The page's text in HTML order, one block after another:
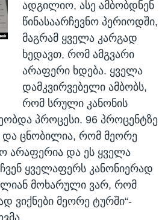
ადგილიო, ასე ამბობდნენ
წინასაარჩევნო პერიოდში,
მაგრამ ყველა კარგად
ხედავთ, რომ ამგვარი
არაფერი ხდება. ყველა
დამკვირვებელი ამბობს,
რომ სრული კანონის
პროცესი. 96 პროცენტზე
ცნობილია, რომ მეორე
არაფერია და ეს ყველა
ყველაფერს კანონიერად
მოხარული ვარ, რომ
ვიქნები მეორე ტურში“-